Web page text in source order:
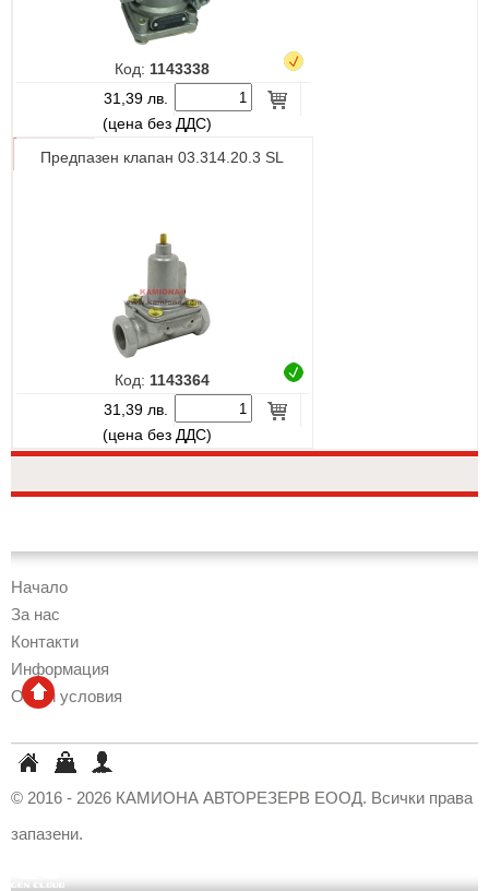
Код:1143338
31,39 лв.
(цена без ДДС)
Предпазен клапан 03.314.20.3 SL
Код:1143364
31,39 лв.
(цена без ДДС)
Начало
За нас
Контакти
Информация
Общи условия
КАМИОНА
АВТОРЕЗЕРВ
Кошница
© 2016 - 2026 КАМИОНА АВТОРЕЗЕРВ ЕООД. Всички права
запазени.